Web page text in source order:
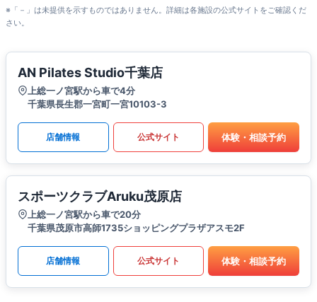
※「－」は未提供を示すものではありません。詳細は各施設の公式サイトをご確認くだ
さい。
AN Pilates Studio千葉店
上総一ノ宮駅から車で4分
千葉県長生郡一宮町一宮10103-3
店舗情報 公式サイト 体験・相談予約
スポーツクラブAruku茂原店
上総一ノ宮駅から車で20分
千葉県茂原市高師1735ショッピングプラザアスモ2F
店舗情報 公式サイト 体験・相談予約